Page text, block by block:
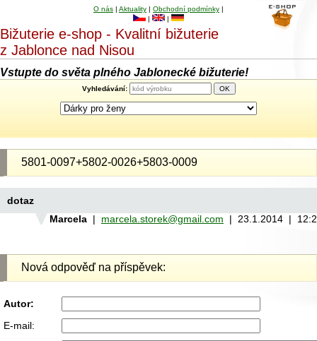
O nás | Aktuality | Obchodní podmínky |
|
|
Bižuterie e-shop - Kvalitní bižuterie
z Jablonce nad Nisou
Vstupte do světa plného Jablonecké bižuterie!
Vyhledávání:
5801-0097+5802-0026+5803-0009
dotaz
Marcela | marcela.storek@gmail.com | 23.1.2014 |
Nová odpověď na příspěvek:
Autor:
E-mail: